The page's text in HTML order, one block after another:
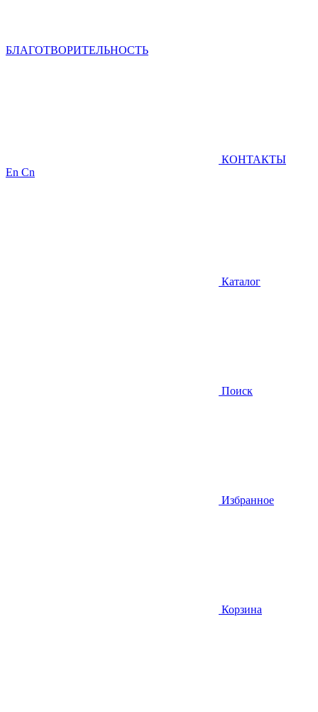
БЛАГОТВОРИТЕЛЬНОСТЬ
КОНТАКТЫ
En Cn
Каталог
Поиск
Избранное
Корзина